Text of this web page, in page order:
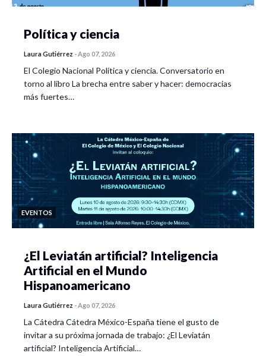
Política y ciencia
Laura Gutiérrez -Ago 07, 2026
El Colegio Nacional Política y ciencia. Conversatorio en
torno al libro La brecha entre saber y hacer: democracias
más fuertes…
EVENTOS
¿El Leviatán artificial? Inteligencia
Artificial en el Mundo
Hispanoamericano
Laura Gutiérrez -Ago 07, 2026
La Cátedra Cátedra México-España tiene el gusto de
invitar a su próxima jornada de trabajo: ¿El Leviatán
artificial? Inteligencia Artificial…